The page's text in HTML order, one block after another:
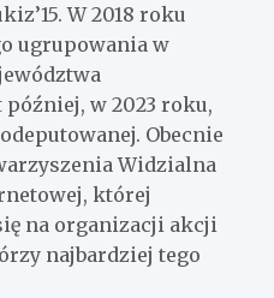
W 2018 roku
ugrupowania w
w 2023 roku,
Obecnie
Widzialna
której
na organizacji akcji
najbardziej tego